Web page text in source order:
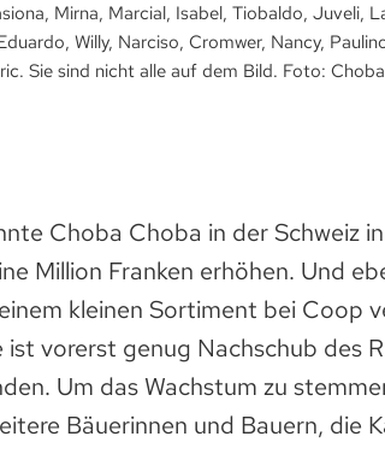
Mirna, Marcial, Isabel, Tiobaldo, Juveli,
Willy, Narciso, Cromwer, Nancy,
Sie sind nicht alle auf dem Bild. Foto:
Choba Choba in der Schweiz
Mil­lion Franken erhöhen. Und
kleinen Sortiment bei Coop
vorerst genug Nachschub des
Um das Wachstum zu
Bäuerinnen und Bauern, die